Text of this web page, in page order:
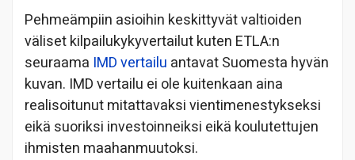
Pehmeämpiin asioihin keskittyvät valtioiden
väliset kilpailukykyvertailut kuten ETLA:n
seuraama IMD vertailu antavat Suomesta hyvän
kuvan. IMD vertailu ei ole kuitenkaan aina
realisoitunut mitattavaksi vientimenestykseksi
eikä suoriksi investoinneiksi eikä koulutettujen
ihmisten maahanmuutoksi.